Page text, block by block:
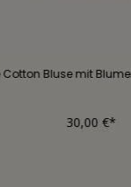
Ärmellose Cotton
30,00 €*